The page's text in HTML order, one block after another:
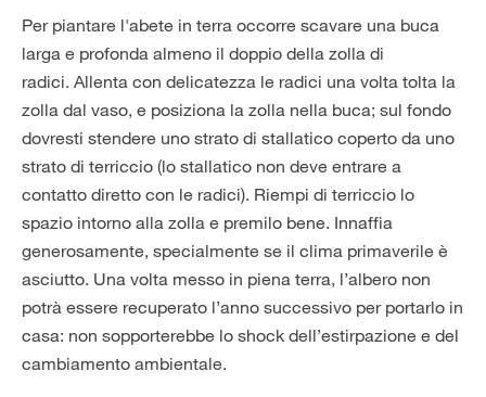
Per piantare l'abete in terra occorre scavare una buca
larga e profonda almeno il doppio della zolla di
radici. Allenta con delicatezza le radici una volta tolta la
zolla dal vaso, e posiziona la zolla nella buca; sul fondo
dovresti stendere uno strato di stallatico coperto da uno
strato di terriccio (lo stallatico non deve entrare a
contatto diretto con le radici). Riempi di terriccio lo
spazio intorno alla zolla e premilo bene. Innaffia
generosamente, specialmente se il clima primaverile è
asciutto. Una volta messo in piena terra, l’albero non
potrà essere recuperato l’anno successivo per portarlo in
casa: non sopporterebbe lo shock dell’estirpazione e del
cambiamento ambientale.